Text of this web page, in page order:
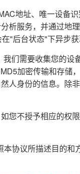
地址、唯一设备
析服务，并通过地
"后台状态"下异步
们需要收集您的设
加密传输和存储
人身份的信息。除
您不授予相应的权
本协议所描述目的和